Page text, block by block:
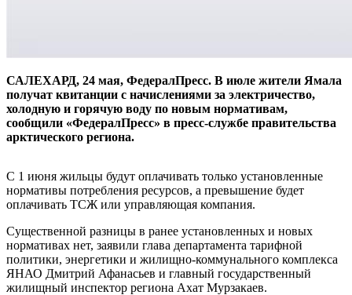
САЛЕХАРД, 24 мая, ФедералПресс. В июле жители Ямала
получат квитанции с начислениями за электричество,
холодную и горячую воду по новым нормативам,
сообщили «ФедералПресс» в пресс-службе правительства
арктического региона.
С 1 июня жильцы будут оплачивать только установленные
нормативы потребления ресурсов, а превышение будет
оплачивать ТСЖ или управляющая компания.
Существенной разницы в ранее установленных и новых
нормативах нет, заявили глава департамента тарифной
политики, энергетики и жилищно-коммунального комплекса
ЯНАО Дмитрий Афанасьев и главный государственный
жилищный инспектор региона Ахат Мурзакаев.